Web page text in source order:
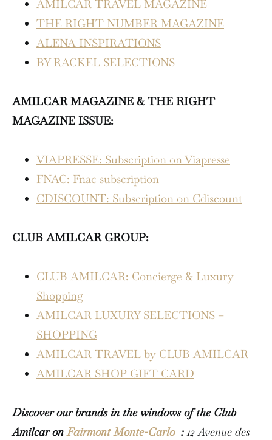
AMILCAR TRAVEL MAGAZINE
THE RIGHT NUMBER MAGAZINE
ALENA INSPIRATIONS
BY RACKEL SELECTIONS
AMILCAR MAGAZINE & THE RIGHT
MAGAZINE ISSUE:
VIAPRESSE: Subscription on Viapresse
FNAC: Fnac subscription
CDISCOUNT: Subscription on Cdiscount
CLUB AMILCAR GROUP:
CLUB AMILCAR: Concierge & Luxury
Shopping
AMILCAR LUXURY SELECTIONS –
SHOPPING
AMILCAR TRAVEL by CLUB AMILCAR
AMILCAR SHOP GIFT CARD
Discover our brands in the windows of the Club
Amilcar onFairmont Monte-Carlo: 12 Avenue des